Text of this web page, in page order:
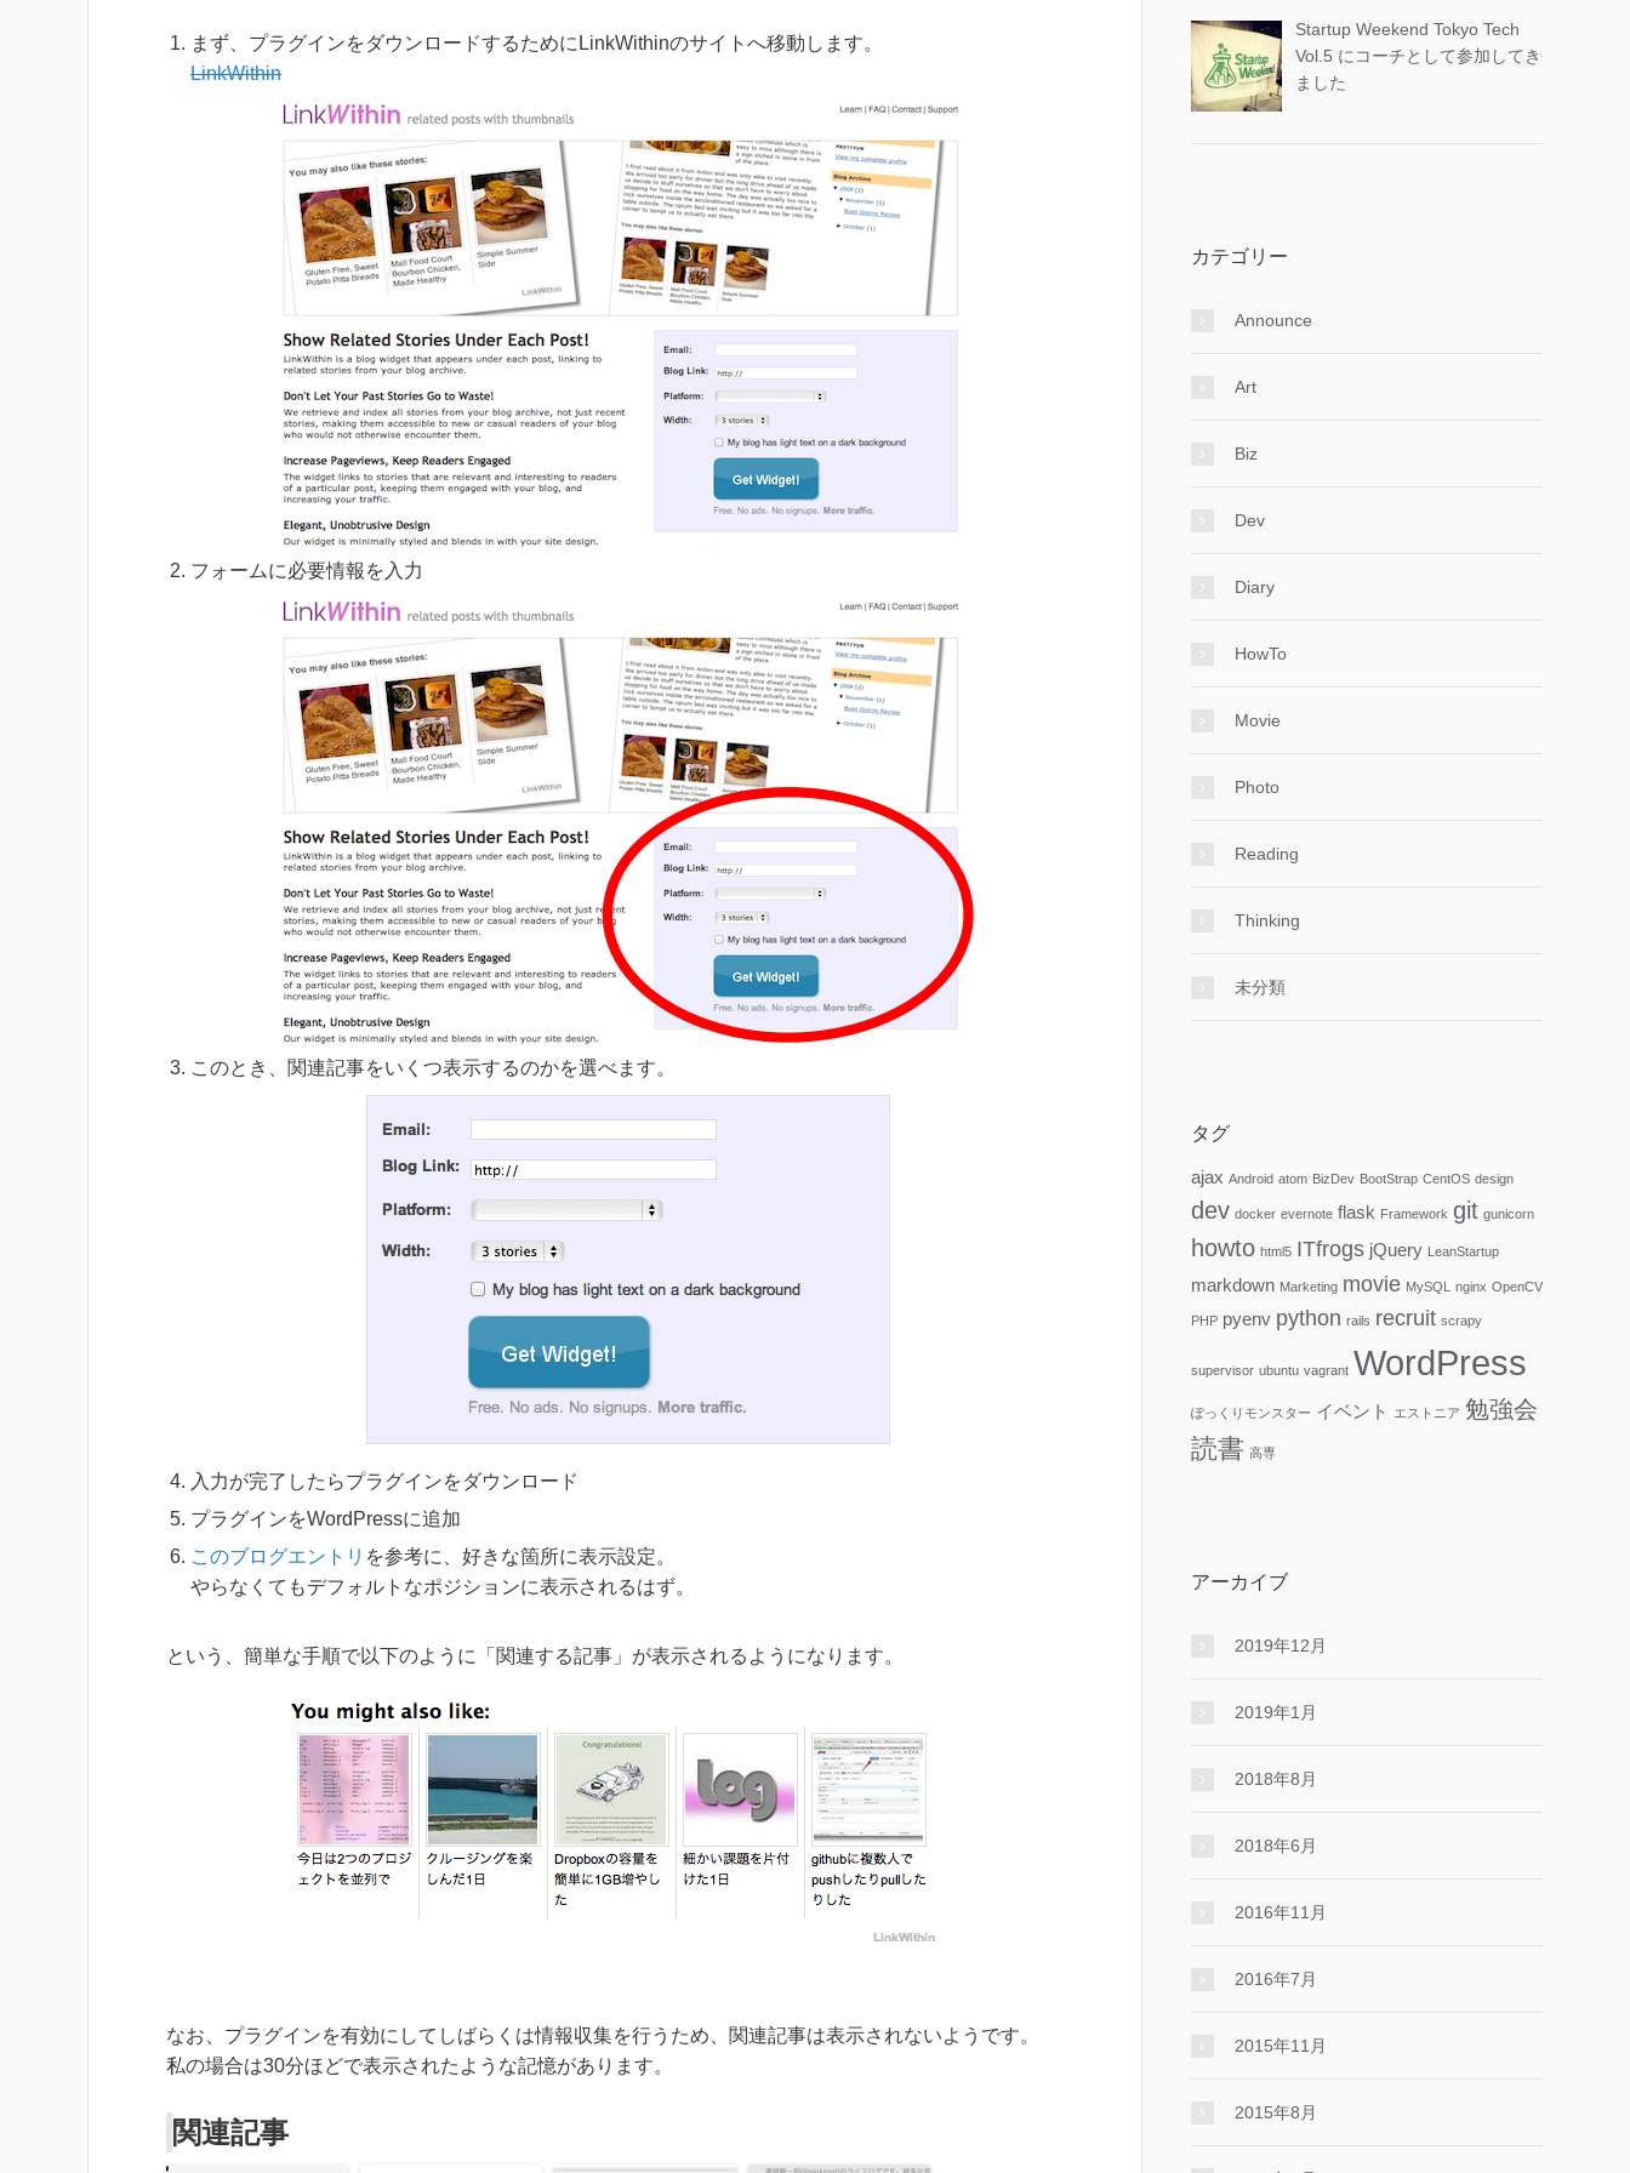
まず、プラグインをダウンロードするためにLinkWithinのサイトへ移動します。
LinkWithin
フォームに必要情報を入力
このとき、関連記事をいくつ表示するのかを選べます。
入力が完了したらプラグインをダウンロード
プラグインをWordPressに追加
このブログエントリ を参考に、好きな箇所に表示設定。
やらなくてもデフォルトなポジションに表示されるはず。
という、簡単な手順で以下のように「関連する記事」が表示されるようになります。
なお、プラグインを有効にしてしばらくは情報収集を行うため、関連記事は表示されないようです。
私の場合は30分ほどで表示されたような記憶があります。
関連記事
Startup Weekend Tokyo Tech
Vol.5 にコーチとして参加してき
ました
カテゴリー
Announce
Art
Biz
Dev
Diary
HowTo
Movie
Photo
Reading
Thinking
未分類
タグ
ajax Android atom BizDev BootStrap CentOS design
dev docker evernote flask Framework git gunicorn
howto html5 ITfrogs jQuery LeanStartup
markdown Marketing movie MySQL nginx OpenCV
PHP pyenv python rails recruit scrapy
supervisor ubuntu vagrant WordPress
ぽっくりモンスター イベント エストニア 勉強会
読書 高専
アーカイブ
2019年12月
2019年1月
2018年8月
2018年6月
2016年11月
2016年7月
2015年11月
2015年8月